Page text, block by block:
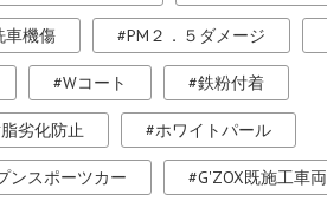
車機傷 PM２．５ダメージ
Wコート 鉄粉付着
劣化防止 ホワイトパール
ンスポーツカー G'ZOX既施工車両